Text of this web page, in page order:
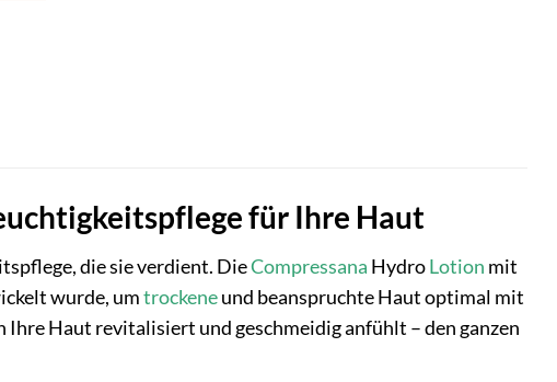
für Ihre Haut
die sie verdient. DieCompressana HydroLotion mit
wurde, umtrockeneund beanspruchte Haut optimal mit
Ihre Haut revitalisiert und geschmeidig anfühlt – den ganzen